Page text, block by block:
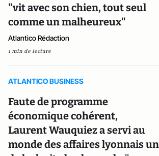
"vit avec son chien, tout seul
comme un malheureux"
Atlantico Rédaction
1 min de lecture
ATLANTICO BUSINESS
Faute de programme
économique cohérent,
Laurent Wauquiez a servi au
monde des affaires lyonnais